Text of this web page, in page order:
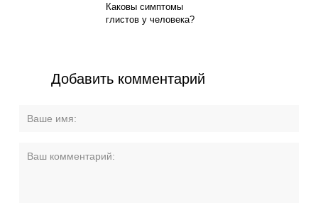
Каковы симптомы
глистов у человека?
Добавить комментарий